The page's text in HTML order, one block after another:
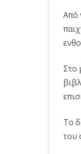
Από
Στο
Το
του